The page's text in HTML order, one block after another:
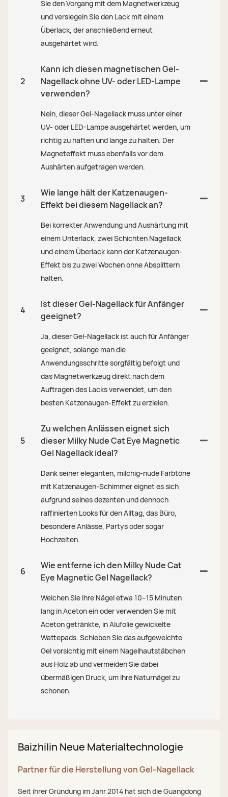
Sie den Vorgang mit dem Magnetwerkzeug
und versiegeln Sie den Lack mit einem
Überlack, der anschließend erneut
ausgehärtet wird.
2
Kann ich diesen magnetischen Gel-
Nagellack ohne UV- oder LED-Lampe
verwenden?
Nein, dieser Gel-Nagellack muss unter einer
UV- oder LED-Lampe ausgehärtet werden, um
richtig zu haften und lange zu halten. Der
Magneteffekt muss ebenfalls vor dem
Aushärten aufgetragen werden.
3
Wie lange hält der Katzenaugen-
Effekt bei diesem Nagellack an?
Bei korrekter Anwendung und Aushärtung mit
einem Unterlack, zwei Schichten Nagellack
und einem Überlack kann der Katzenaugen-
Effekt bis zu zwei Wochen ohne Absplittern
halten.
4
Ist dieser Gel-Nagellack für Anfänger
geeignet?
Ja, dieser Gel-Nagellack ist auch für Anfänger
geeignet, solange man die
Anwendungsschritte sorgfältig befolgt und
das Magnetwerkzeug direkt nach dem
Auftragen des Lacks verwendet, um den
besten Katzenaugen-Effekt zu erzielen.
5
Zu welchen Anlässen eignet sich
dieser Milky Nude Cat Eye Magnetic
Gel Nagellack ideal?
Dank seiner eleganten, milchig-nude Farbtöne
mit Katzenaugen-Schimmer eignet es sich
aufgrund seines dezenten und dennoch
raffinierten Looks für den Alltag, das Büro,
besondere Anlässe, Partys oder sogar
Hochzeiten.
6
Wie entferne ich den Milky Nude Cat
Eye Magnetic Gel Nagellack?
Weichen Sie Ihre Nägel etwa 10–15 Minuten
lang in Aceton ein oder verwenden Sie mit
Aceton getränkte, in Alufolie gewickelte
Wattepads. Schieben Sie das aufgeweichte
Gel vorsichtig mit einem Nagelhautstäbchen
aus Holz ab und vermeiden Sie dabei
übermäßigen Druck, um Ihre Naturnägel zu
schonen.
Baizhilin Neue Materialtechnologie
Partner für die Herstellung von Gel-Nagellack
Seit ihrer Gründung im Jahr 2014 hat sich die Guangdong